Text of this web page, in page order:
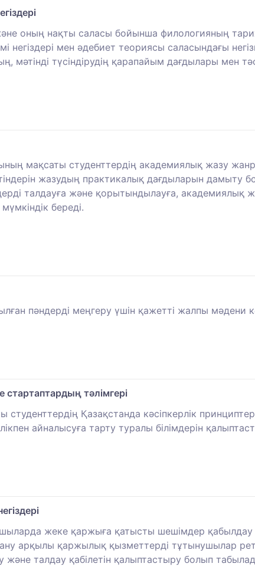
оның нақты саласы бойынша филологияның
негіздері мен әдебиет теориясы саласындағы
мәтінді түсіндірудің қарапайым дағдылары мен
мақсаты студенттердің академиялық жазу
жазудың практикалық дағдыларын дамыту
талдауға және қорытындылауға,
береді.
пәндерді меңгеру үшін қажетті жалпы мәдени
стартаптардың тәлімгері
Қазақстанда кәсіпкерлік
айналысуға тарту туралы білімдерін
жеке қаржыға қатысты шешімдер
арқылы қаржылық қызметтерді тұтынушылар
және талдау қабілетін қалыптастыру болып